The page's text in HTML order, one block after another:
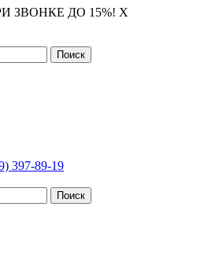
ЗВОНКЕ ДО 15%! X
Поиск
397-89-19
Поиск